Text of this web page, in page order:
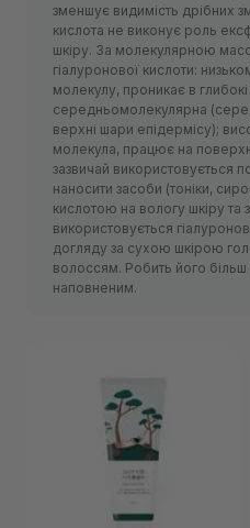
зменшує видимість дрібних
кислота не виконує роль
шкіру. За молекулярною
гіалуронової кислоти:
молекулу, проникає в
середньомолекулярна
верхні шари епідермісу);
молекула, працює на
зазвичай використовується
наносити засоби (тоніки,
кислотою на вологу шкіру та
використовується
догляду за сухою шкірою
волоссям. Робить його
наповненим.